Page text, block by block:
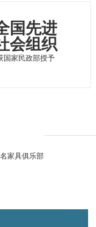
国先进
会组织
国家民政部授予
家具俱乐部